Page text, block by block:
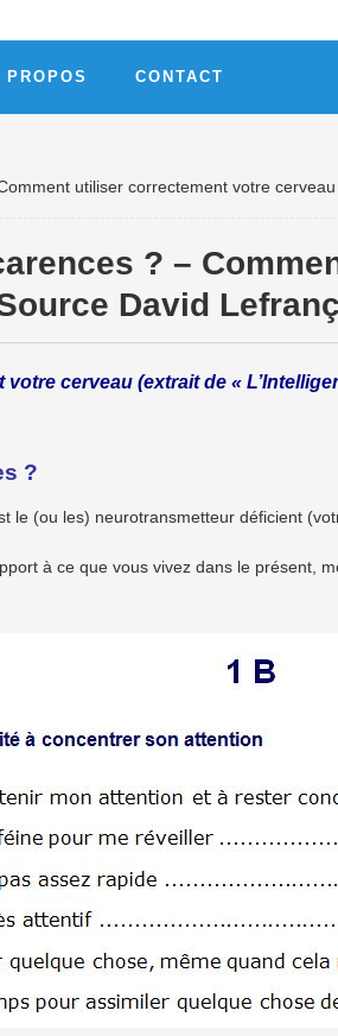
PROPOS CONTACT
utiliser correctement votre
? –
David
cerveau (extrait de «
?
le (ou les) neurotransmetteur déficient
à ce que vous vivez dans le présent,